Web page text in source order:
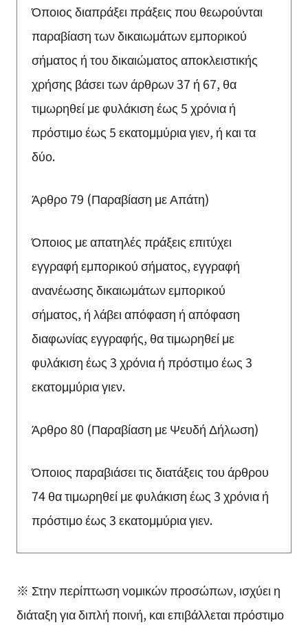
Όποιος διαπράξει πράξεις που θεωρούνται
παραβίαση των δικαιωμάτων εμπορικού
σήματος ή του δικαιώματος αποκλειστικής
χρήσης βάσει των άρθρων 37 ή 67, θα
τιμωρηθεί με φυλάκιση έως 5 χρόνια ή
πρόστιμο έως 5 εκατομμύρια γιεν, ή και τα
δύο.
Άρθρο 79 (Παραβίαση με Απάτη)
Όποιος με απατηλές πράξεις επιτύχει
εγγραφή εμπορικού σήματος, εγγραφή
ανανέωσης δικαιωμάτων εμπορικού
σήματος, ή λάβει απόφαση ή απόφαση
διαφωνίας εγγραφής, θα τιμωρηθεί με
φυλάκιση έως 3 χρόνια ή πρόστιμο έως 3
εκατομμύρια γιεν.
Άρθρο 80 (Παραβίαση με Ψευδή Δήλωση)
Όποιος παραβιάσει τις διατάξεις του άρθρου
74 θα τιμωρηθεί με φυλάκιση έως 3 χρόνια ή
πρόστιμο έως 3 εκατομμύρια γιεν.
※ Στην περίπτωση νομικών προσώπων, ισχύει η
διάταξη για διπλή ποινή, και επιβάλλεται πρόστιμο